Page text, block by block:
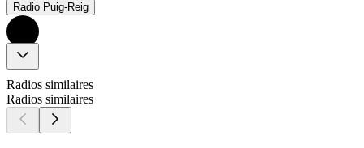
Radio Puig-Reig
Radios similaires
Radios similaires